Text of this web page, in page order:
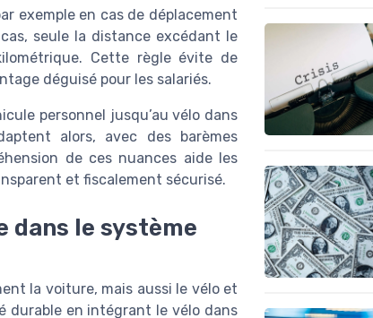
exemple en cas de déplacement
seule la distance excédant le
Cette règle évite de
déguisé pour les salariés.
personnel jusqu’au vélo dans
alors, avec des barèmes
de ces nuances aide les
et fiscalement sécurisé.
dans le système
la voiture, mais aussi le vélo et
durable en intégrant le vélo dans